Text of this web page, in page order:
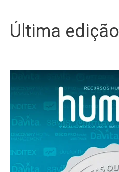
Última edição